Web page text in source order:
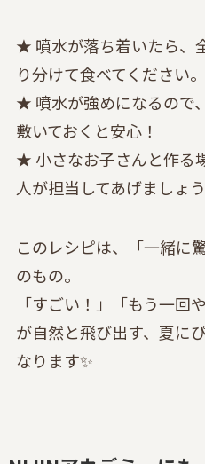
★ 噴水が落ち着いたら、
り分けて食べてください。
★ 噴水が強めになるので
敷いておくと安心！
★ 小さなお子さんと作る
人が担当してあげましょう
このレシピは、「一緒に
のもの。
「すごい！」「もう一回
が自然と飛び出す、夏に
なります✨